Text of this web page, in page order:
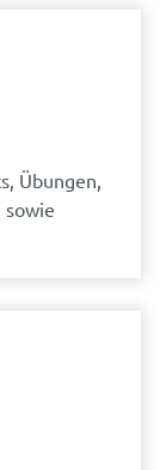
Übungen,